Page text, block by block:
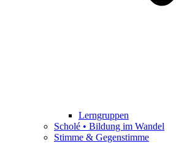
Lerngruppen
Scholé • Bildung im Wandel
Stimme & Gegenstimme